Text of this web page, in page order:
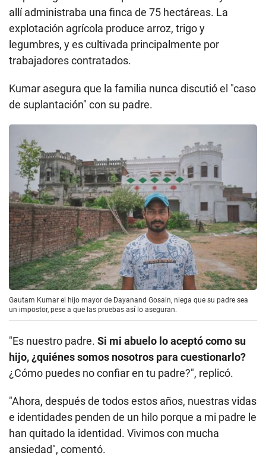
allí administraba una finca de 75 hectáreas. La
explotación agrícola produce arroz, trigo y
legumbres, y es cultivada principalmente por
trabajadores contratados.
Kumar asegura que la familia nunca discutió el "caso
de suplantación" con su padre.
Gautam Kumar el hijo mayor de Dayanand Gosain, niega que su padre sea
un impostor, pese a que las pruebas así lo aseguran.
"Es nuestro padre. Si mi abuelo lo aceptó como su
hijo, ¿quiénes somos nosotros para cuestionarlo?
¿Cómo puedes no confiar en tu padre?", replicó.
"Ahora, después de todos estos años, nuestras vidas
e identidades penden de un hilo porque a mi padre le
han quitado la identidad. Vivimos con mucha
ansiedad", comentó.